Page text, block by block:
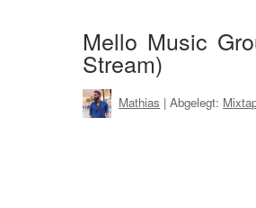
Mello Music
Stream)
Mathias | Abgelegt: